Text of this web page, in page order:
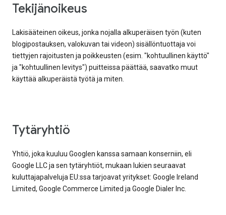
tekijänoikeus
Lakisääteinen oikeus, jonka nojalla alkuperäisen työn (kuten
blogipostauksen, valokuvan tai videon) sisällöntuottaja voi
tiettyjen rajoitusten ja poikkeusten (esim. "kohtuullinen käyttö"
ja "kohtuullinen levitys") puitteissa päättää, saavatko muut
käyttää alkuperäistä työtä ja miten.
tytäryhtiö
Yhtiö, joka kuuluu Googlen kanssa samaan konserniin, eli
Google LLC ja sen tytäryhtiöt, mukaan lukien seuraavat
kuluttajapalveluja EU:ssa tarjoavat yritykset: Google Ireland
Limited, Google Commerce Limited ja Google Dialer Inc.